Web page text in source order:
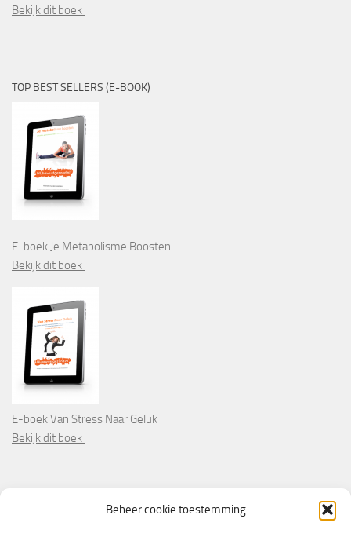
Beheer cookie toestemming
Bekijk dit boek
TOP BEST SELLERS (E-BOOK)
E-boek Je Metabolisme Boosten
Bekijk dit boek
E-boek Van Stress Naar Geluk
Bekijk dit boek